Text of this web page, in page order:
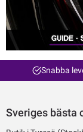
Snabba
Sveriges bästa